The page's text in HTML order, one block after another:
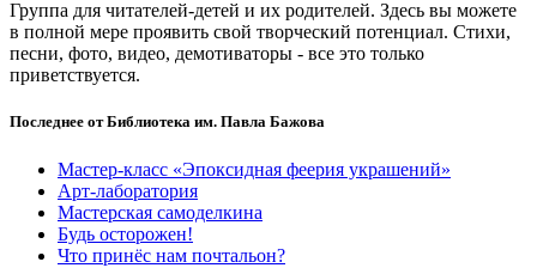
Группа для читателей-детей и их родителей. Здесь вы можете
в полной мере проявить свой творческий потенциал. Стихи,
песни, фото, видео, демотиваторы - все это только
приветствуется.
Последнее от Библиотека им. Павла Бажова
Мастер-класс «Эпоксидная феерия украшений»
Арт-лаборатория
Мастерская самоделкина
Будь осторожен!
Что принёс нам почтальон?